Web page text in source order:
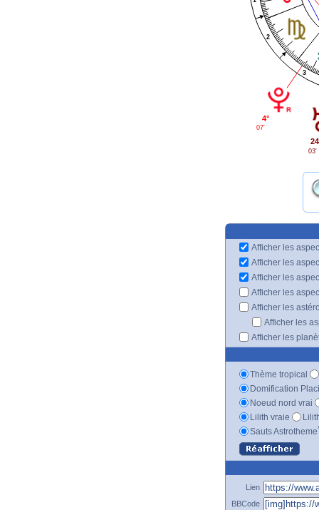
2
3
4°
07'
03'
Afficher les
Afficher les
Afficher les
Afficher les
Afficher les
Afficher les
Afficher les
Thème tropical
Domification
Noeud nord vrai
Lilith vraie
Sauts Astrotheme
Lien
BBCode